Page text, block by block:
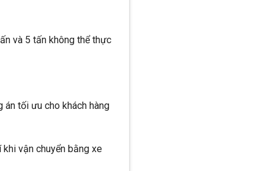
và 5 tấn không thể thực
án tối ưu cho khách hàng
vận chuyển bằng xe